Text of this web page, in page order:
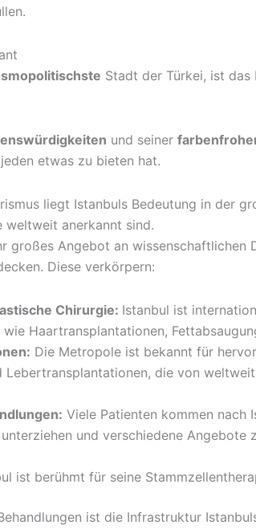
Stadt der Türkei, ist
und seiner
etwas zu bieten hat.
liegt Istanbuls Bedeutung in der
weltweit anerkannt sind.
großes Angebot an wissenschaftlichen
Diese verkörpern:
Chirurgie: Istanbul ist
Haartransplantationen,
Die Metropole ist bekannt für
Lebertransplantationen, die von
Viele Patienten kommen nach
und verschiedene Angebote
ist berühmt für seine
ist die Infrastruktur